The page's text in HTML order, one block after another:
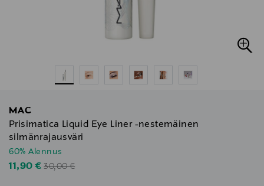
MAC
Prisimatica Liquid Eye Liner -nestemäinen
silmänrajausväri
60% Alennus
Discounted Price
11,90 €Original Price
30,00 €